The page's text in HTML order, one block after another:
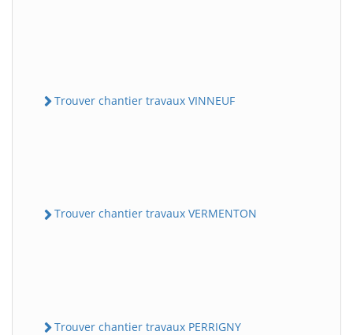
Trouver chantier travaux VINNEUF
Trouver chantier travaux VERMENTON
Trouver chantier travaux PERRIGNY